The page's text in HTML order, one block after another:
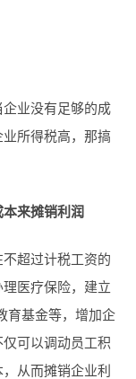
业没有足够的成
所得税高，那搞
来摊销利润
超过计税工资的
医疗保险，建立
育基金等，增加企
可以调动员工积
从而摊销企业利